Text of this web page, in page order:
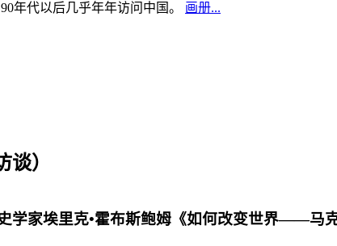
年代以后几乎年年访问中国。 画册...
）
学家埃里克•霍布斯鲍姆《如何改变世界——马